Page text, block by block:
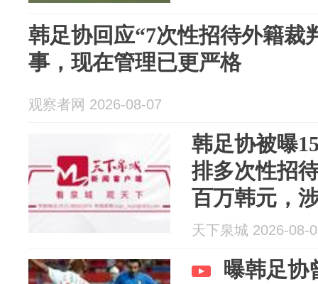
韩足协回应“7次性招待外籍裁
事，现在管理已更严格
观察者网 2026-08-07
韩足协被曝
排多次性招
百万韩元，
判；韩足协
天下泉城 2026-08-
曝韩足协